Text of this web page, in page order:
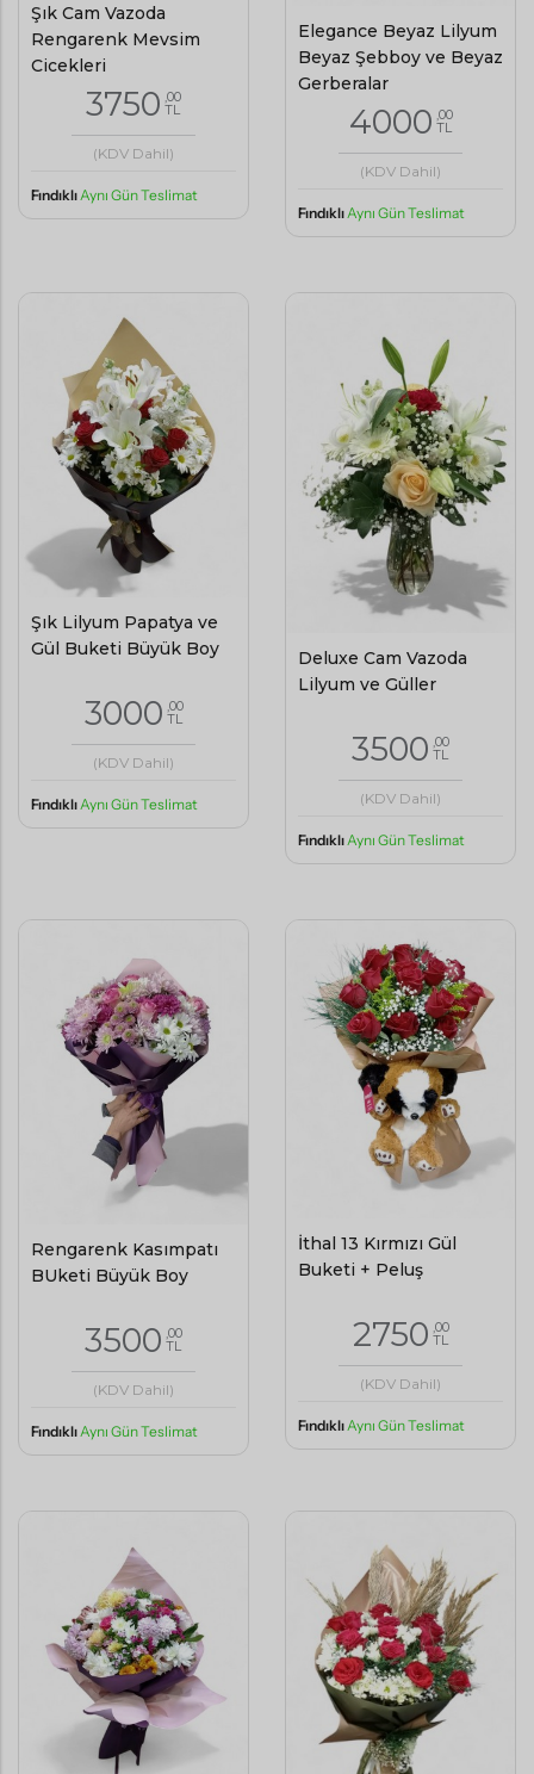
Şık Cam Vazoda
Rengarenk Mevsim
Çiçekleri
3750 ,00
TL
(KDV Dahil)
Fındıklı Aynı Gün Teslimat
Elegance Beyaz Lilyum
Beyaz Şebboy ve Beyaz
Gerberalar
4000 ,00
TL
(KDV Dahil)
Fındıklı Aynı Gün Teslimat
Şık Lilyum Papatya ve
Gül Buketi Büyük Boy
3000 ,00
TL
(KDV Dahil)
Fındıklı Aynı Gün Teslimat
Deluxe Cam Vazoda
Lilyum ve Güller
3500 ,00
TL
(KDV Dahil)
FındıklıAynı Gün Teslimat
Rengarenk Kasımpatı
BUketi Büyük Boy
3500 ,00
TL
(KDV Dahil)
FındıklıAynı Gün Teslimat
İthal 13 Kırmızı Gül
Buketi + Peluş
2750 ,00
TL
(KDV Dahil)
FındıklıAynı Gün Teslimat